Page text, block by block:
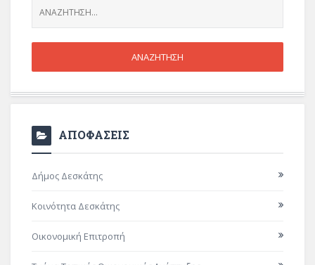
ΑΠΟΦΑΣΕΙΣ
Δήμος Δεσκάτης
Κοινότητα Δεσκάτης
Οικονομική Επιτροπή